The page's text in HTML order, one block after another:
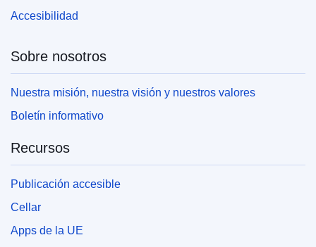
Accesibilidad
Sobre nosotros
Nuestra misión, nuestra visión y nuestros valores
Boletín informativo
Recursos
Publicación accesible
Cellar
Apps de la UE